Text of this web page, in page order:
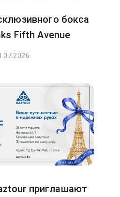
бокса
Fifth Avenue
приглашают